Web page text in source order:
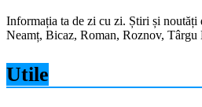
Informația ta de zi cu zi. Știri și noutăți
Neamț, Bicaz, Roman, Roznov, Târgu
Utile